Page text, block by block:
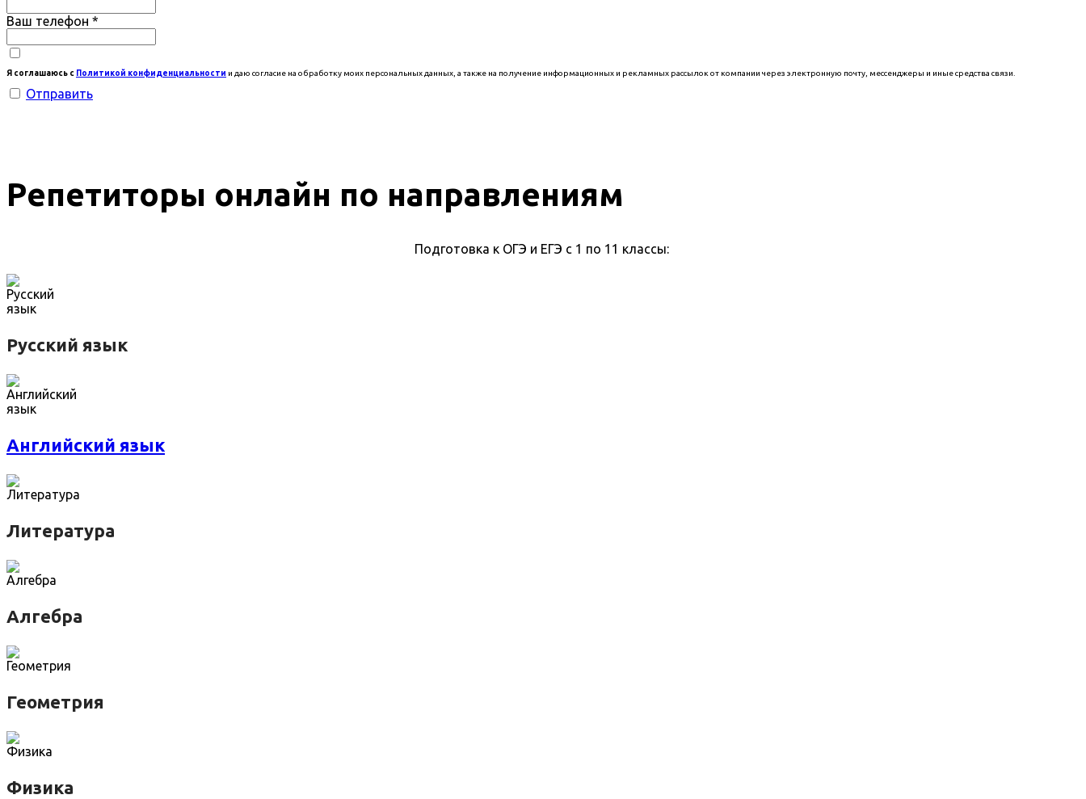
Ваш телефон *
Я соглашаюсь с Политикой конфиденциальности и даю согласие на обработку моих персональных данных, а также на получение информационных и рекламных рассылок от компании через электронную почту, мессенджеры и иные средства связи.
Отправить
Репетиторы онлайн по направлениям
Подготовка к ОГЭ и ЕГЭ с 1 по 11 классы:
Русский язык
Английский язык
Литература
Алгебра
Геометрия
Физика